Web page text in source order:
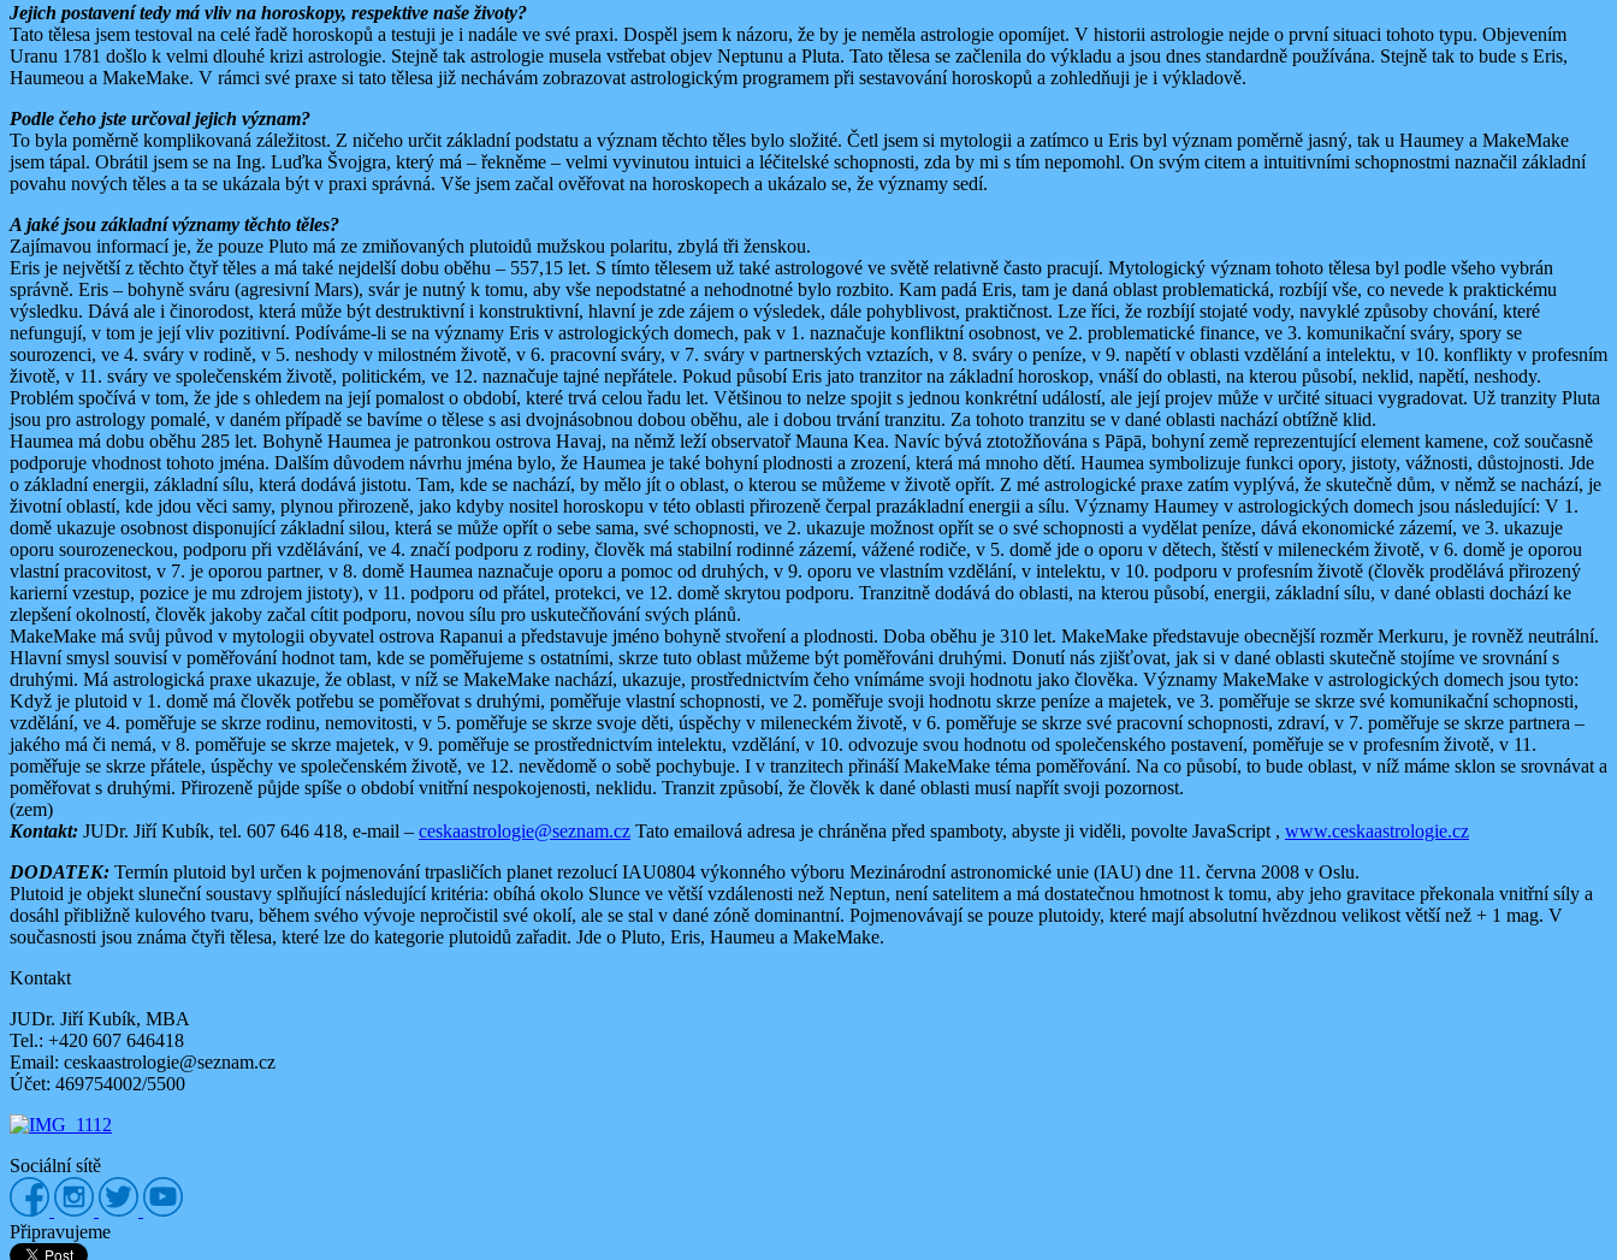
Jejich postavení tedy má vliv na horoskopy, respektive naše životy?
Tato tělesa jsem testoval na celé řadě horoskopů a testuji je i nadále ve své praxi. Dospěl jsem k názoru, že by je neměla astrologie opomíjet. V historii astrologie nejde o první situaci tohoto typu. Objevením
Uranu 1781 došlo k velmi dlouhé krizi astrologie. Stejně tak astrologie musela vstřebat objev Neptunu a Pluta. Tato tělesa se začlenila do výkladu a jsou dnes standardně používána. Stejně tak to bude s Eris,
Haumeou a MakeMake. V rámci své praxe si tato tělesa již nechávám zobrazovat astrologickým programem při sestavování horoskopů a zohledňuji je i výkladově.
Podle čeho jste určoval jejich význam?
To byla poměrně komplikovaná záležitost. Z ničeho určit základní podstatu a význam těchto těles bylo složité. Četl jsem si mytologii a zatímco u Eris byl význam poměrně jasný, tak u Haumey a MakeMake
jsem tápal. Obrátil jsem se na Ing. Luďka Švojgra, který má – řekněme – velmi vyvinutou intuici a léčitelské schopnosti, zda by mi s tím nepomohl. On svým citem a intuitivními schopnostmi naznačil základní
povahu nových těles a ta se ukázala být v praxi správná. Vše jsem začal ověřovat na horoskopech a ukázalo se, že významy sedí.
A jaké jsou základní významy těchto těles?
Zajímavou informací je, že pouze Pluto má ze zmiňovaných plutoidů mužskou polaritu, zbylá tři ženskou.
Eris je největší z těchto čtyř těles a má také nejdelší dobu oběhu – 557,15 let. S tímto tělesem už také astrologové ve světě relativně často pracují. Mytologický význam tohoto tělesa byl podle všeho vybrán
správně. Eris – bohyně sváru (agresivní Mars), svár je nutný k tomu, aby vše nepodstatné a nehodnotné bylo rozbito. Kam padá Eris, tam je daná oblast problematická, rozbíjí vše, co nevede k praktickému
výsledku. Dává ale i činorodost, která může být destruktivní i konstruktivní, hlavní je zde zájem o výsledek, dále pohyblivost, praktičnost. Lze říci, že rozbíjí stojaté vody, navyklé způsoby chování, které
nefungují, v tom je její vliv pozitivní. Podíváme-li se na významy Eris v astrologických domech, pak v 1. naznačuje konfliktní osobnost, ve 2. problematické finance, ve 3. komunikační sváry, spory se
sourozenci, ve 4. sváry v rodině, v 5. neshody v milostném životě, v 6. pracovní sváry, v 7. sváry v partnerských vztazích, v 8. sváry o peníze, v 9. napětí v oblasti vzdělání a intelektu, v 10. konflikty v profesním
životě, v 11. sváry ve společenském životě, politickém, ve 12. naznačuje tajné nepřátele. Pokud působí Eris jato tranzitor na základní horoskop, vnáší do oblasti, na kterou působí, neklid, napětí, neshody.
Problém spočívá v tom, že jde s ohledem na její pomalost o období, které trvá celou řadu let. Většinou to nelze spojit s jednou konkrétní událostí, ale její projev může v určité situaci vygradovat. Už tranzity Pluta
jsou pro astrology pomalé, v daném případě se bavíme o tělese s asi dvojnásobnou dobou oběhu, ale i dobou trvání tranzitu. Za tohoto tranzitu se v dané oblasti nachází obtížně klid.
Haumea má dobu oběhu 285 let. Bohyně Haumea je patronkou ostrova Havaj, na němž leží observatoř Mauna Kea. Navíc bývá ztotožňována s Pāpā, bohyní země reprezentující element kamene, což současně
podporuje vhodnost tohoto jména. Dalším důvodem návrhu jména bylo, že Haumea je také bohyní plodnosti a zrození, která má mnoho dětí. Haumea symbolizuje funkci opory, jistoty, vážnosti, důstojnosti. Jde
o základní energii, základní sílu, která dodává jistotu. Tam, kde se nachází, by mělo jít o oblast, o kterou se můžeme v životě opřít. Z mé astrologické praxe zatím vyplývá, že skutečně dům, v němž se nachází, je
životní oblastí, kde jdou věci samy, plynou přirozeně, jako kdyby nositel horoskopu v této oblasti přirozeně čerpal prazákladní energii a sílu. Významy Haumey v astrologických domech jsou následující: V 1.
domě ukazuje osobnost disponující základní silou, která se může opřít o sebe sama, své schopnosti, ve 2. ukazuje možnost opřít se o své schopnosti a vydělat peníze, dává ekonomické zázemí, ve 3. ukazuje
oporu sourozeneckou, podporu při vzdělávání, ve 4. značí podporu z rodiny, člověk má stabilní rodinné zázemí, vážené rodiče, v 5. domě jde o oporu v dětech, štěstí v mileneckém životě, v 6. domě je oporou
vlastní pracovitost, v 7. je oporou partner, v 8. domě Haumea naznačuje oporu a pomoc od druhých, v 9. oporu ve vlastním vzdělání, v intelektu, v 10. podporu v profesním životě (člověk prodělává přirozený
karierní vzestup, pozice je mu zdrojem jistoty), v 11. podporu od přátel, protekci, ve 12. domě skrytou podporu. Tranzitně dodává do oblasti, na kterou působí, energii, základní sílu, v dané oblasti dochází ke
zlepšení okolností, člověk jakoby začal cítit podporu, novou sílu pro uskutečňování svých plánů.
MakeMake má svůj původ v mytologii obyvatel ostrova Rapanui a představuje jméno bohyně stvoření a plodnosti. Doba oběhu je 310 let. MakeMake představuje obecnější rozměr Merkuru, je rovněž neutrální.
Hlavní smysl souvisí v poměřování hodnot tam, kde se poměřujeme s ostatními, skrze tuto oblast můžeme být poměřováni druhými. Donutí nás zjišťovat, jak si v dané oblasti skutečně stojíme ve srovnání s
druhými. Má astrologická praxe ukazuje, že oblast, v níž se MakeMake nachází, ukazuje, prostřednictvím čeho vnímáme svoji hodnotu jako člověka. Významy MakeMake v astrologických domech jsou tyto:
Když je plutoid v 1. domě má člověk potřebu se poměřovat s druhými, poměřuje vlastní schopnosti, ve 2. poměřuje svoji hodnotu skrze peníze a majetek, ve 3. poměřuje se skrze své komunikační schopnosti,
vzdělání, ve 4. poměřuje se skrze rodinu, nemovitosti, v 5. poměřuje se skrze svoje děti, úspěchy v mileneckém životě, v 6. poměřuje se skrze své pracovní schopnosti, zdraví, v 7. poměřuje se skrze partnera –
jakého má či nemá, v 8. poměřuje se skrze majetek, v 9. poměřuje se prostřednictvím intelektu, vzdělání, v 10. odvozuje svou hodnotu od společenského postavení, poměřuje se v profesním životě, v 11.
poměřuje se skrze přátele, úspěchy ve společenském životě, ve 12. nevědomě o sobě pochybuje. I v tranzitech přináší MakeMake téma poměřování. Na co působí, to bude oblast, v níž máme sklon se srovnávat a
poměřovat s druhými. Přirozeně půjde spíše o období vnitřní nespokojenosti, neklidu. Tranzit způsobí, že člověk k dané oblasti musí napřít svoji pozornost.
(zem)
Kontakt: JUDr. Jiří Kubík, tel. 607 646 418, e-mail – ceskaastrologie@seznam.cz Tato emailová adresa je chráněna před spamboty, abyste ji viděli, povolte JavaScript , www.ceskaastrologie.cz
DODATEK: Termín plutoid byl určen k pojmenování trpasličích planet rezolucí IAU0804 výkonného výboru Mezinárodní astronomické unie (IAU) dne 11. června 2008 v Oslu.
Plutoid je objekt sluneční soustavy splňující následující kritéria: obíhá okolo Slunce ve větší vzdálenosti než Neptun, není satelitem a má dostatečnou hmotnost k tomu, aby jeho gravitace překonala vnitřní síly a
dosáhl přibližně kulového tvaru, během svého vývoje nepročistil své okolí, ale se stal v dané zóně dominantní. Pojmenovávají se pouze plutoidy, které mají absolutní hvězdnou velikost větší než + 1 mag. V
současnosti jsou známa čtyři tělesa, které lze do kategorie plutoidů zařadit. Jde o Pluto, Eris, Haumeu a MakeMake.
Kontakt
JUDr. Jiří Kubík, MBA
Tel.: +420 607 646418
Email: ceskaastrologie@seznam.cz
Účet: 469754002/5500
Sociální sítě
Připravujeme